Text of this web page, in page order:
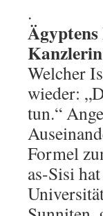
.
Welcher
wieder:
tun.“
Formel
as-Sisi